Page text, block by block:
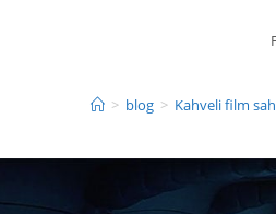
> blog > Kahveli film